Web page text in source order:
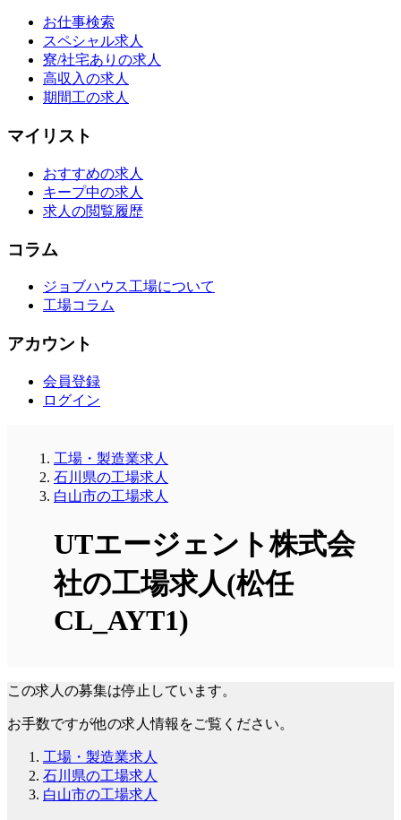
お仕事検索
スペシャル求人
寮/社宅ありの求人
高収入の求人
期間工の求人
マイリスト
おすすめの求人
キープ中の求人
求人の閲覧履歴
コラム
ジョブハウス工場について
工場コラム
アカウント
会員登録
ログイン
工場・製造業求人
石川県の工場求人
白山市の工場求人
UTエージェント株式会
社の工場求人(松任
CL_AYT1)
この求人の募集は停止しています。
お手数ですが他の求人情報をご覧ください。
工場・製造業求人
石川県の工場求人
白山市の工場求人